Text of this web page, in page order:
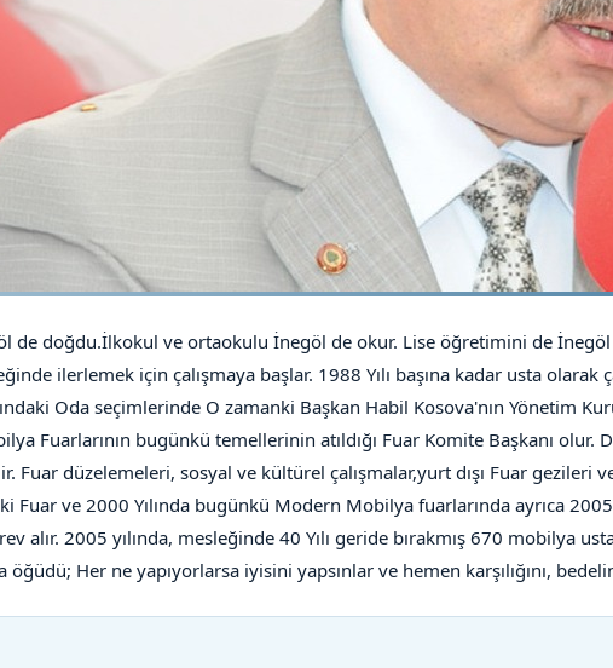
de doğdu.İlkokul ve ortaokulu İnegöl de okur. Lise öğretimini de
ilerlemek için çalışmaya başlar. 1988 Yılı başına kadar usta olarak
Oda seçimlerinde O zamanki Başkan Habil Kosova'nın Yönetim
Fuarlarının bugünkü temellerinin atıldığı Fuar Komite Başkanı olur.
Fuar düzelemeleri, sosyal ve kültürel çalışmalar,yurt dışı Fuar
Fuar ve 2000 Yılında bugünkü Modern Mobilya fuarlarında ayrıca
alır. 2005 yılında, mesleğinde 40 Yılı geride bırakmış 670 mobilya
öğüdü; Her ne yapıyorlarsa iyisini yapsınlar ve hemen karşılığını,